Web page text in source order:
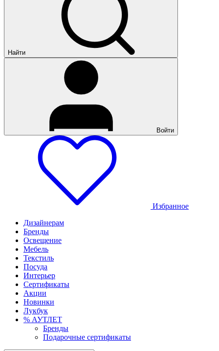
Найти
Войти
Избранное
Дизайнерам
Бренды
Освещение
Мебель
Текстиль
Посуда
Интерьер
Сертификаты
Акции
Новинки
Лукбук
% АУТЛЕТ
Бренды
Подарочные сертификаты